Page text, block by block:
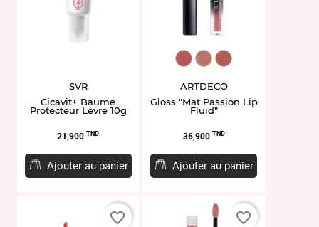
SVR
Cicavit+ Baume
Protecteur Lèvre 10g
Prix
21,900 TND
Ajouter au panier
ART1882.25
ART1882.60
ART1882.65
ARTDECO
Gloss "Mat Passion Lip
Fluid"
Prix
36,900 TND
Ajouter au panier
favorite_border favorite_border